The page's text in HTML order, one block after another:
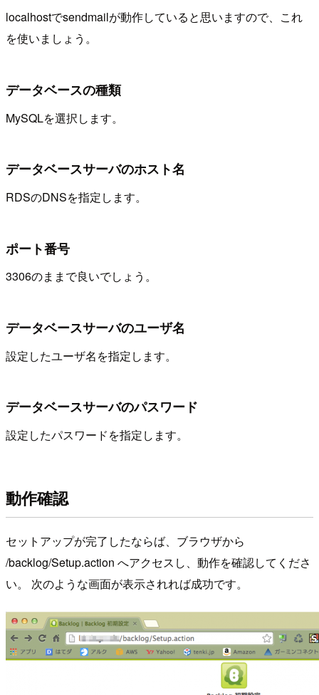
localhostでsendmailが動作していると思いますので、これ
を使いましょう。
データベースの種類
MySQLを選択します。
データベースサーバのホスト名
RDSのDNSを指定します。
ポート番号
3306のままで良いでしょう。
データベースサーバのユーザ名
設定したユーザ名を指定します。
データベースサーバのパスワード
設定したパスワードを指定します。
動作確認
セットアップが完了したならば、ブラウザから
/backlog/Setup.action へアクセスし、動作を確認してくださ
い。 次のような画面が表示されれば成功です。